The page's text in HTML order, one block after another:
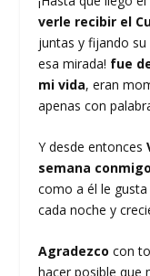
verle recibir el
juntas y fijando su
esa mirada! fue
mi vida, eran
apenas con
Y desde entonces
semana
como a él le
cada noche y
Agradezcocon
hacer posible que